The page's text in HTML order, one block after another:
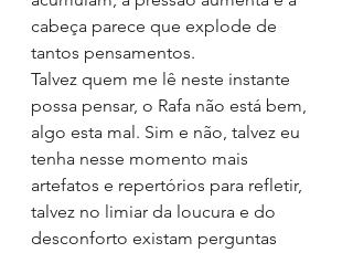
cabeça parece que explode de
tantos pensamentos.
Talvez quem me lê neste instante
possa pensar, o Rafa não está bem,
algo esta mal. Sim e não, talvez eu
tenha nesse momento mais
artefatos e repertórios para refletir,
talvez no limiar da loucura e do
desconforto existam perguntas